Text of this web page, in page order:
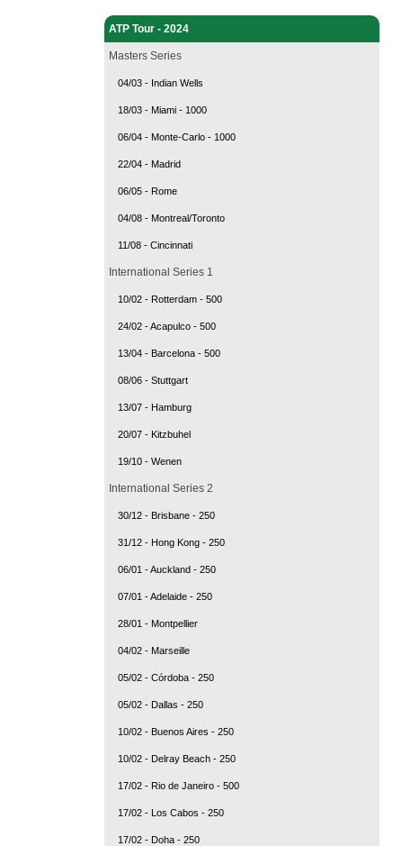
ATP Tour - 2024
Masters Series
04/03 - Indian Wells
18/03 - Miami - 1000
06/04 - Monte-Carlo - 1000
22/04 - Madrid
06/05 - Rome
04/08 - Montreal/Toronto
11/08 - Cincinnati
International Series 1
10/02 - Rotterdam - 500
24/02 - Acapulco - 500
13/04 - Barcelona - 500
08/06 - Stuttgart
13/07 - Hamburg
20/07 - Kitzbuhel
19/10 - Wenen
International Series 2
30/12 - Brisbane - 250
31/12 - Hong Kong - 250
06/01 - Auckland - 250
07/01 - Adelaide - 250
28/01 - Montpellier
04/02 - Marseille
05/02 - Córdoba - 250
05/02 - Dallas - 250
10/02 - Buenos Aires - 250
10/02 - Delray Beach - 250
17/02 - Rio de Janeiro - 500
17/02 - Los Cabos - 250
17/02 - Doha - 250